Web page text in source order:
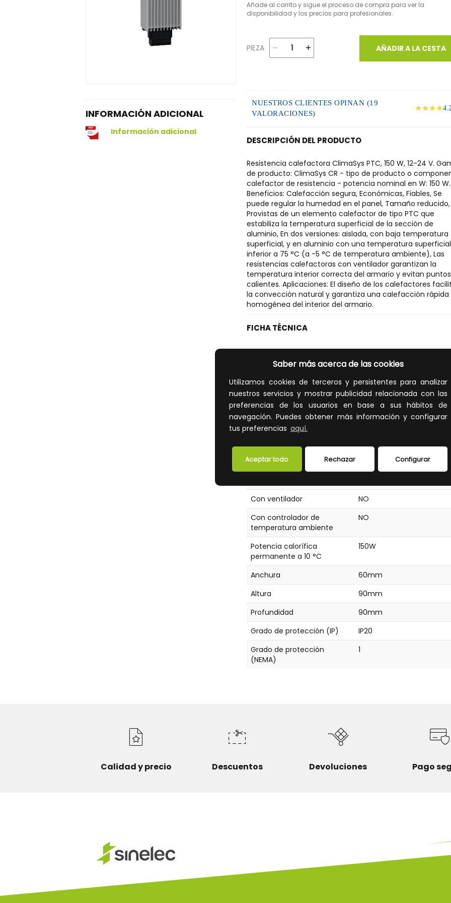
Saber más acerca de las cookies
Utilizamos cookies de terceros y persistentes para analizar
nuestros servicios y mostrar publicidad relacionada con las
preferencias de los usuarios en base a sus hábitos de
navegación. Puedes obtener más información y configurar
tus preferencias aquí.
Configurar
Rechazar
Aceptar todo
INFORMACIÓN ADICIONAL
Información adicional
Añade al carrito y sigue el proceso de compra para ver la
disponibilidad y los precios para profesionales.
PIEZA AÑADIR A LA CESTA
NUESTROS CLIENTES OPINAN (19
VALORACIONES)
★★★★
DESCRIPCIÓN DEL PRODUCTO
Resistencia calefactora ClimaSys PTC, 150 W, 12-24 V.
de producto: ClimaSys CR - tipo de producto o
calefactor de resistencia - potencia nominal en W: 150 W.
Beneficios: Calefacción segura, Económicas, Fiables, Se
puede regular la humedad en el panel, Tamaño reducido,
Provistas de un elemento calefactor de tipo PTC que
estabiliza la temperatura superficial de la sección de
aluminio, En dos versiones: aislada, con baja temperatura
superficial, y en aluminio con una temperatura superficial
inferior a 75 °C (a -5 °C de temperatura ambiente), Las
resistencias calefactoras con ventilador garantizan la
temperatura interior correcta del armario y evitan puntos
calientes. Aplicaciones: El diseño de los calefactores
la convección natural y garantiza una calefacción rápida
homogénea del interior del armario.
FICHA TÉCNICA
Voltaje de funcionamiento
a 50 Hz CA
- - -V
Voltaje de funcionamiento
a 60 Hz CA
Voltaje de funcionamiento
en CC
12 - 24V
Con ventilador
NO
Con controlador de
temperatura ambiente
NO
Potencia calorífica
permanente a 10 °C
150W
Anchura
60mm
Altura
90mm
Profundidad
90mm
Grado de protección (IP)
IP20
Grado de protección
(NEMA)
1
Calidad y precio Descuentos Devoluciones Pago